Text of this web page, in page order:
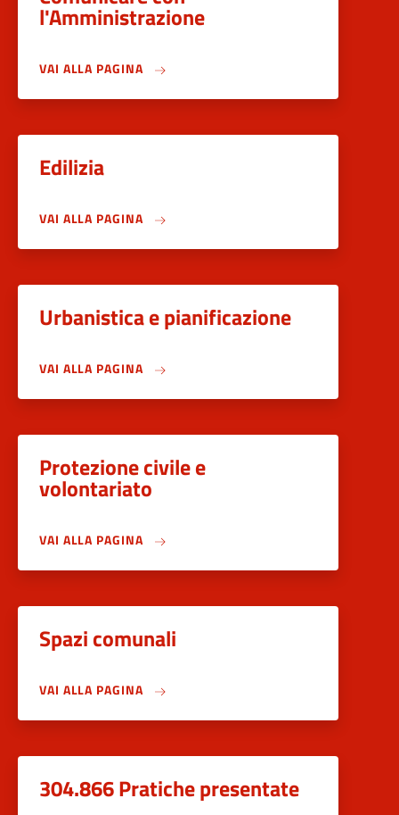
l'Amministrazione
VAI ALLA PAGINA
Edilizia
VAI ALLA PAGINA
Urbanistica e pianificazione
VAI ALLA PAGINA
Protezione civile e
volontariato
VAI ALLA PAGINA
Spazi comunali
VAI ALLA PAGINA
304.866 Pratiche presentate